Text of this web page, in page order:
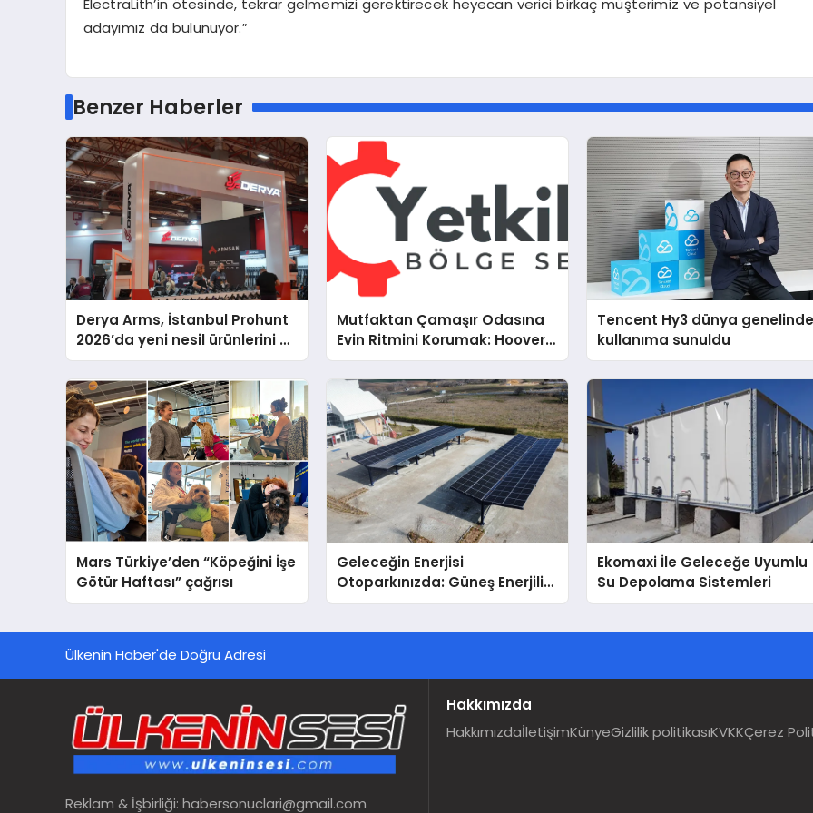
ElectraLith’in ötesinde, tekrar gelmemizi gerektirecek heyecan verici birkaç müşterimiz ve potansiyel
adayımız da bulunuyor.”
Benzer Haberler
Derya Arms, İstanbul Prohunt
2026’da yeni nesil ürünlerini ve
global marka vizyonunu
sergiledi
Mutfaktan Çamaşır Odasına
Evin Ritmini Korumak: Hoover
Cihazlarında Dürüst Teknik
Destek Deneyimi
Tencent Hy3 dünya
kullanıma sunuldu
Mars Türkiye’den “Köpeğini İşe
Götür Haftası” çağrısı
Geleceğin Enerjisi
Otoparkınızda: Güneş Enerjili
Carport (Solar Otopark)
Ekomaxi İle Geleceğe Uyumlu
Su Depolama Sistemleri
Ülkenin Haber'de Doğru Adresi
Reklam & İşbirliği: habersonuclari@gmail.com
Hakkımızda
HakkımızdaİletişimKünyeGizlilik politikasıKVKKÇerez